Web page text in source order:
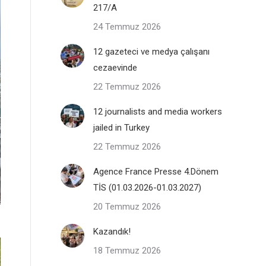
217/A
24 Temmuz 2026
12 gazeteci ve medya çalışanı
cezaevinde
22 Temmuz 2026
12 journalists and media workers
jailed in Turkey
22 Temmuz 2026
Agence France Presse 4.Dönem
TİS (01.03.2026-01.03.2027)
20 Temmuz 2026
Kazandık!
18 Temmuz 2026